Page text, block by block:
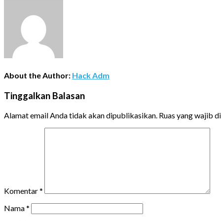
About the Author: Hack Adm
Tinggalkan Balasan
Alamat email Anda tidak akan dipublikasikan. Ruas yang wajib
Komentar*
Nama*